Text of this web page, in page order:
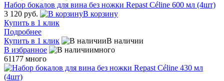
Набор бокалов для вина без ножки Repast Céline 600 мл (4шт)
3 120 руб.
В корзину
Купить в 1 клик
Подробнее
Купить в 1 клик
В наличии
В избранное
много
61177 много